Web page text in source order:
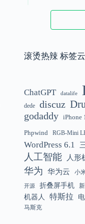
12:01
12:01
Meta
12:01
理能力”
12:01
美国解
出口限
滚烫热辣 标签云
ChatGPT datalife
dede discuz
godaddy iPhone
Phpwind RGB-Mini
WordPress 6.1
人工智能 人形
华为 华为云 小
开源 折叠屏手机
机器人
特斯拉
马斯克